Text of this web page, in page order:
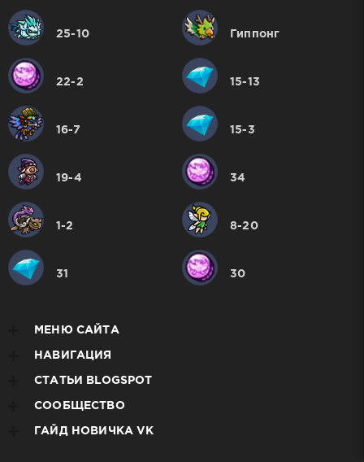
25-10 Гиппонг
22-2 15-13
16-7 15-3
19-4 34
1-2 8-20
31 30
МЕНЮ САЙТА
НАВИГАЦИЯ
СТАТЬИ BLOGSPOT
СООБЩЕСТВО
ГАЙД НОВИЧКА VK